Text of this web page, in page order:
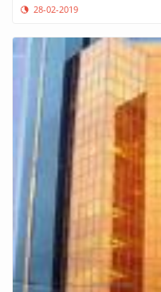
28-02-2019